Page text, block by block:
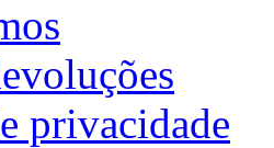
privacidade